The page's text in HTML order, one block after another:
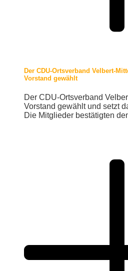
Der CDU-Ortsverband Velbert-
Vorstand gewählt
Der CDU-Ortsverband
Vorstand gewählt und setzt
Die Mitglieder bestätigten